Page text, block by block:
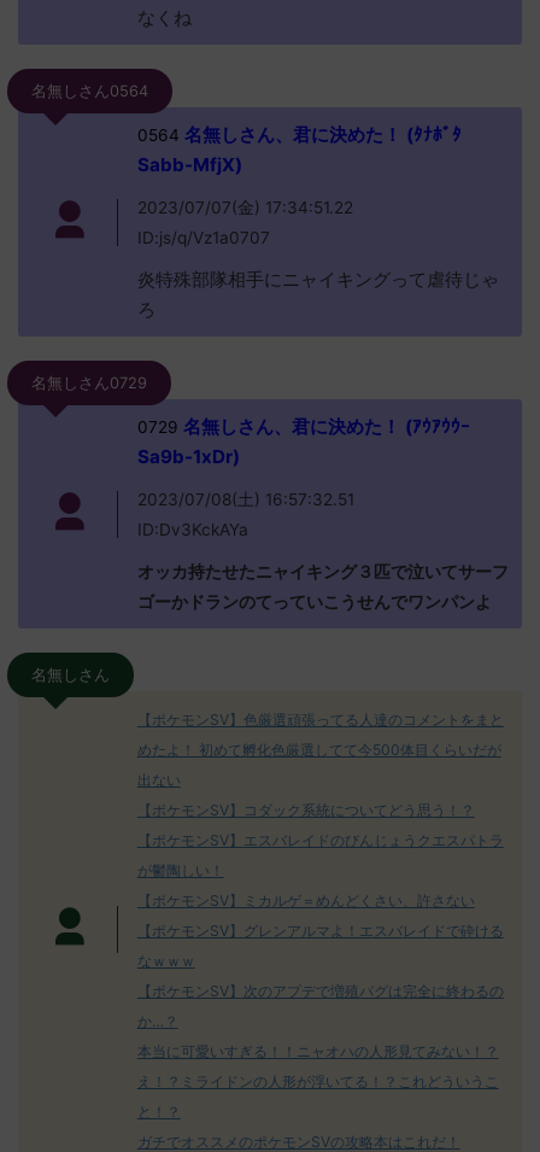
なくね
名無しさん0564
0564 名無しさん、君に決めた！ (ﾀﾅﾎﾞﾀ
Sabb-MfjX)
2023/07/07(金) 17:34:51.22
ID:js/q/Vz1a0707
炎特殊部隊相手にニャイキングって虐待じゃ
ろ
名無しさん0729
0729 名無しさん、君に決めた！ (ｱｳｱｳｳｰ
Sa9b-1xDr)
2023/07/08(土) 16:57:32.51
ID:Dv3KckAYa
オッカ持たせたニャイキング３匹で泣いてサーフ
ゴーかドランのてっていこうせんでワンパンよ
名無しさん
【ポケモンSV】色厳選頑張ってる人達のコメントをまと
めたよ！ 初めて孵化色厳選してて今500体目くらいだが
出ない
【ポケモンSV】コダック系統についてどう思う！？
【ポケモンSV】エスバレイドのびんじょうクエスパトラ
が鬱陶しい！
【ポケモンSV】ミカルゲ＝めんどくさい、許さない
【ポケモンSV】グレンアルマよ！エスバレイドで砕ける
なｗｗｗ
【ポケモンSV】次のアプデで増殖バグは完全に終わるの
か…？
本当に可愛いすぎる！！ニャオハの人形見てみない！？
え！？ミライドンの人形が浮いてる！？これどういうこ
と！？
ガチでオススメのポケモンSVの攻略本はこれだ！